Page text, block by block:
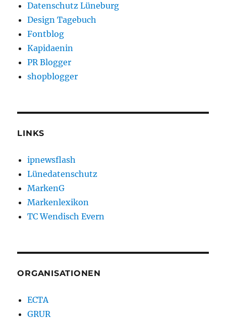
Datenschutz Lüneburg
Design Tagebuch
Fontblog
Kapidaenin
PR Blogger
shopblogger
LINKS
ipnewsflash
Lünedatenschutz
MarkenG
Markenlexikon
TC Wendisch Evern
ORGANISATIONEN
ECTA
GRUR